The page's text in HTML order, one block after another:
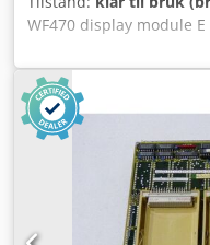
WF470 display module
signs of wear, 100%